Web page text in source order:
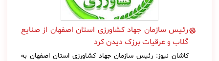
رئیس سازمان جهاد کشاورزی استان اصفهان از صنایع
گلاب و عرقیات برزک دیدن کرد
کاشان نیوز: رئیس سازمان جهاد کشاورزی استان اصفهان به